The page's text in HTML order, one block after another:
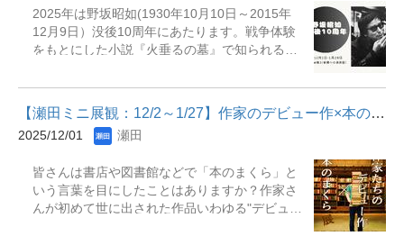
でお知らせします。
俳人である松尾芭蕉(まつおばしょう)も若かり
し頃、門人として俳諧を学びました。 今年は、
季吟が生誕して400年になる年です。今回の展
木』と『源氏物語湖月抄』を展示いたします。
この機会に、俳人・歌人として、松尾芭蕉をは
じめとする後世に影響を与えた季吟について知
っていただければと思います。 展示期間 2025
所 大宮図書館2F閲覧カウンター前
2025年は野坂昭如(1930年10月10日～2015年
12月9日）没後10周年にあたります。戦争体験
をもとにした小説『火垂るの墓』で知られる作
にわたり日本の戦後文化を象徴する人物の一人
です。幼少期に疎開先の福井県春江町（現坂井
市）で栄養失調で妹を亡くしたという経験から
『火垂るの墓』を記したと言われています。作
ャ』で第５回日本レコード大賞童謡賞を受賞
し、1967年には『蛍の墓』『アメリカひじき』
で直木賞を受賞しています。現在、『火垂るの
【瀬田ミニ展観：12/2～1/27】作家のデビュー作×本のまくら展
2025/12/01 瀬田
皆さんは書店や図書館などで「本のまくら」と
いう言葉を目にしたことはありますか？作家さ
んが初めて世に出された作品いわゆる"デビュー